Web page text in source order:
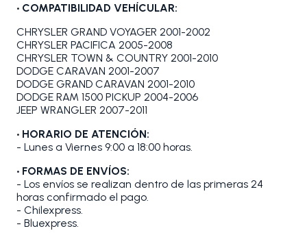
• COMPATIBILIDAD VEHÍCULAR:
CHRYSLER GRAND VOYAGER 2001-2002
CHRYSLER PACIFICA 2005-2008
CHRYSLER TOWN & COUNTRY 2001-2010
DODGE CARAVAN 2001-2007
DODGE GRAND CARAVAN 2001-2010
DODGE RAM 1500 PICKUP 2004-2006
JEEP WRANGLER 2007-2011
• HORARIO DE ATENCIÓN:
- Lunes a Viernes 9:00 a 18:00 horas.
• FORMAS DE ENVÍOS:
- Los envíos se realizan dentro de las primeras 24
horas confirmado el pago.
- Chilexpress.
- Bluexpress.